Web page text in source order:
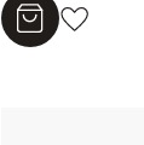
Aggiungi al